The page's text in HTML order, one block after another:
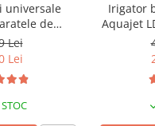
universale
de
compresor
masca
furtun 2m si
Lei
Lei
Irigator
Aquajet